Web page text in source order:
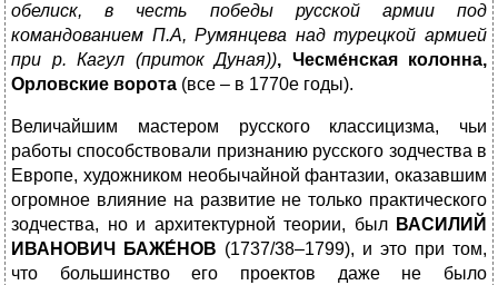
обелиск, в честь победы русской армии под
командованием П.А, Румянцева над турецкой армией
при р. Кагул (приток Дуная)), Чесме́нская колонна,
Орловские ворота (все – в 1770е годы).
Величайшим мастером русского классицизма, чьи
работы способствовали признанию русского зодчества в
Европе, художником необычайной фантазии, оказавшим
огромное влияние на развитие не только практического
зодчества, но и архитектурной теории, был ВАСИЛИЙ
ИВАНОВИЧ БАЖЕ́НОВ (1737/38–1799), и это при том,
что большинство его проектов даже не было